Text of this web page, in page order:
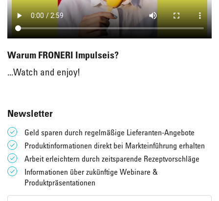
Warum FRONERI Impulseis?
...Watch and enjoy!
Newsletter
Geld sparen durch regelmäßige Lieferanten-Angebote
Produktinformationen direkt bei Markteinführung erhalten
Arbeit erleichtern durch zeitsparende Rezeptvorschläge
Informationen über zukünftige Webinare &
Produktpräsentationen